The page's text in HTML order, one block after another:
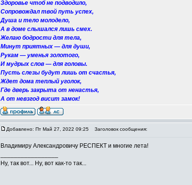
Здоровье чтоб не подводило,
Сопровождал твой путь успех,
Душа и тело молодело,
А в доме слышался лишь смех.
Желаю бодрости для тела,
Минут приятных — для души,
Рукам — уменья золотого,
И мудрых слов — для головы.
Пусть слезы будут лишь от счастья,
Ждет дома теплый уголок,
Где дверь закрыта от ненастья,
А от невзгод висит замок!
Добавлено: Пт Май 27, 2022 09:25 Заголовок сообщения:
Владимиру Александровичу РЕСПЕКТ и многие лета!
Ну, так вот... Ну, вот как-то так...